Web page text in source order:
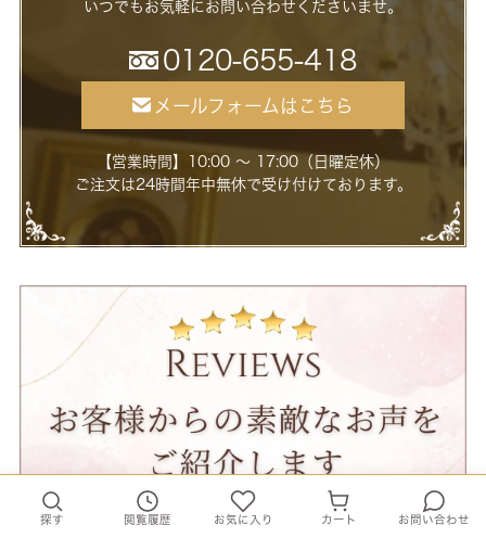
いつでもお気軽にお問い合わせくださいませ。
0120-655-418
メールフォームはこちら
【営業時間】10:00 ～ 17:00（日曜定休）
ご注文は24時間年中無休で受け付けております。
探す 閲覧履歴 お気に入り カート お問い合わせ